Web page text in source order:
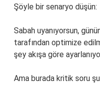
Şöyle bir senaryo düşün:
Sabah uyanıyorsun,
tarafından optimize
şey akışa göre
Ama burada kritik soru